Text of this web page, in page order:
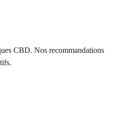
CBD. Nos recommandations